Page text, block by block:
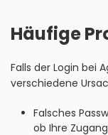
Häufige
Falls der Login bei
verschiedene
Falsches
ob Ihre